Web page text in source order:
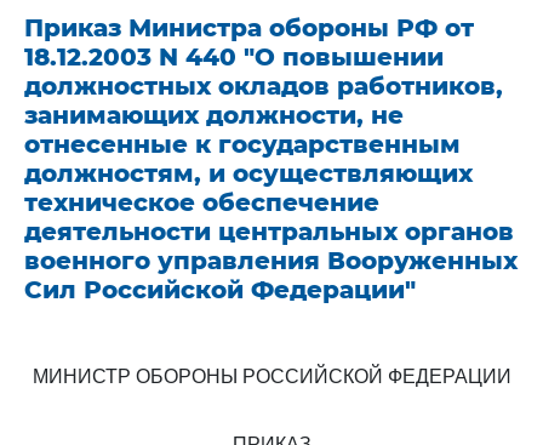
Приказ Министра обороны РФ от
18.12.2003 N 440 "О повышении
должностных окладов работников,
занимающих должности, не
отнесенные к государственным
должностям, и осуществляющих
техническое обеспечение
деятельности центральных органов
военного управления Вооруженных
Сил Российской Федерации"
МИНИСТР ОБОРОНЫ РОССИЙСКОЙ ФЕДЕРАЦИИ